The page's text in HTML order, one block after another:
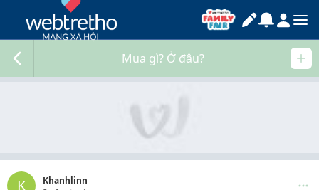
Mua gì? Ở đâu?
K
Khanhlinn